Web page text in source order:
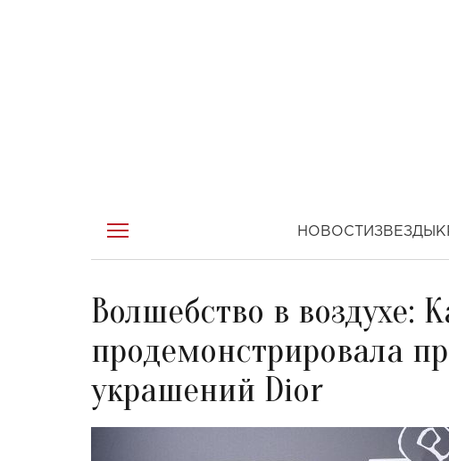
НОВОСТИ ЗВЕЗДЫ
Волшебство в воздухе:
продемонстрировала
украшений Dior